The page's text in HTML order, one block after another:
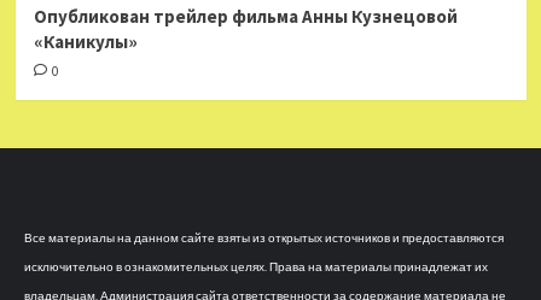
Опубликован трейлер фильма Анны Кузнецовой
«Каникулы»
0
Все материалы на данном сайте взяты из открытых источников и предоставляются
исключительно в ознакомительных целях. Права на материалы принадлежат их
владельцам. Администрация сайта ответственности за содержание материала не